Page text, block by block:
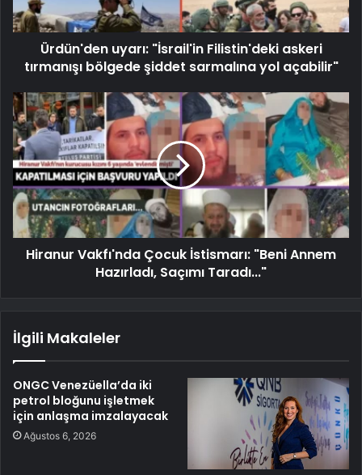
Ürdün'den uyarı: "İsrail'in Filistin'deki askeri
tırmanışı bölgede şiddet sarmalına yol açabilir"
Hiranur Vakfı'nda Çocuk İstismarı: "Beni Annem
Hazırladı, Saçımı Taradı..."
İlgili Makaleler
ONGC Venezüella’da iki
petrol bloğunu işletmek
için anlaşma imzalayacak
Ağustos 6, 2026